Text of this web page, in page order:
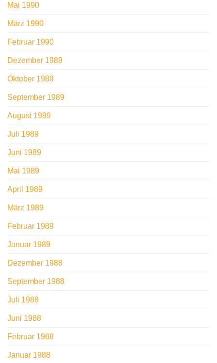
Mai 1990
März 1990
Februar 1990
Dezember 1989
Oktober 1989
September 1989
August 1989
Juli 1989
Juni 1989
Mai 1989
April 1989
März 1989
Februar 1989
Januar 1989
Dezember 1988
September 1988
Juli 1988
Juni 1988
Februar 1988
Januar 1988